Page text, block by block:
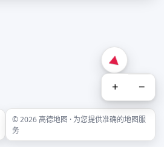
+ −
© 2026 高德地图 · 为您提供准确的地图服
务